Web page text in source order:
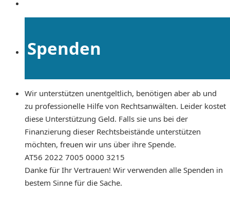
Spenden
Wir unterstützen unentgeltlich, benötigen aber ab und
zu professionelle Hilfe von Rechtsanwälten. Leider kostet
diese Unterstützung Geld. Falls sie uns bei der
Finanzierung dieser Rechtsbeistände unterstützen
möchten, freuen wir uns über ihre Spende.
AT56 2022 7005 0000 3215
Danke für Ihr Vertrauen! Wir verwenden alle Spenden in
bestem Sinne für die Sache.